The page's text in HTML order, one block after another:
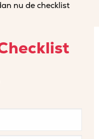
nu de checklist